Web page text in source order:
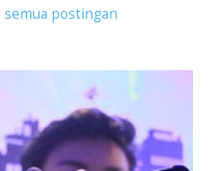
postingan